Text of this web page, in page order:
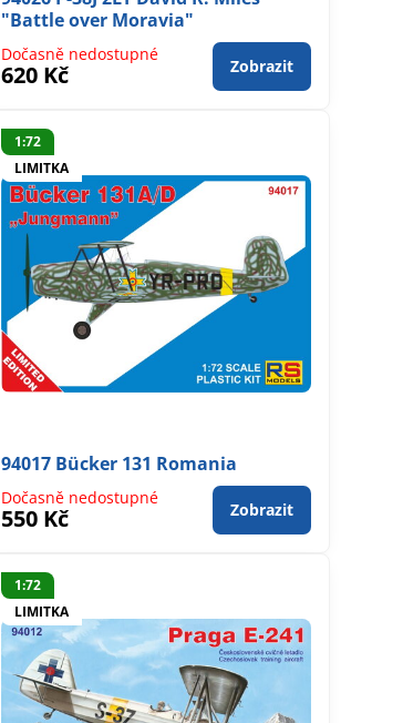
"Battle over Moravia"
Dočasně nedostupné
620 Kč Zobrazit
1:72
LIMITKA
94017 Bücker 131 Romania
Dočasně nedostupné
550 Kč Zobrazit
1:72
LIMITKA